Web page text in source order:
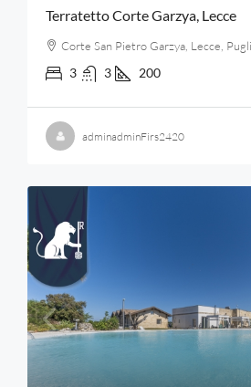
Terratetto Corte Garzya, Lecce
Corte San Pietro Garzya, Lecce,
3 3 200
adminadminFirs2420